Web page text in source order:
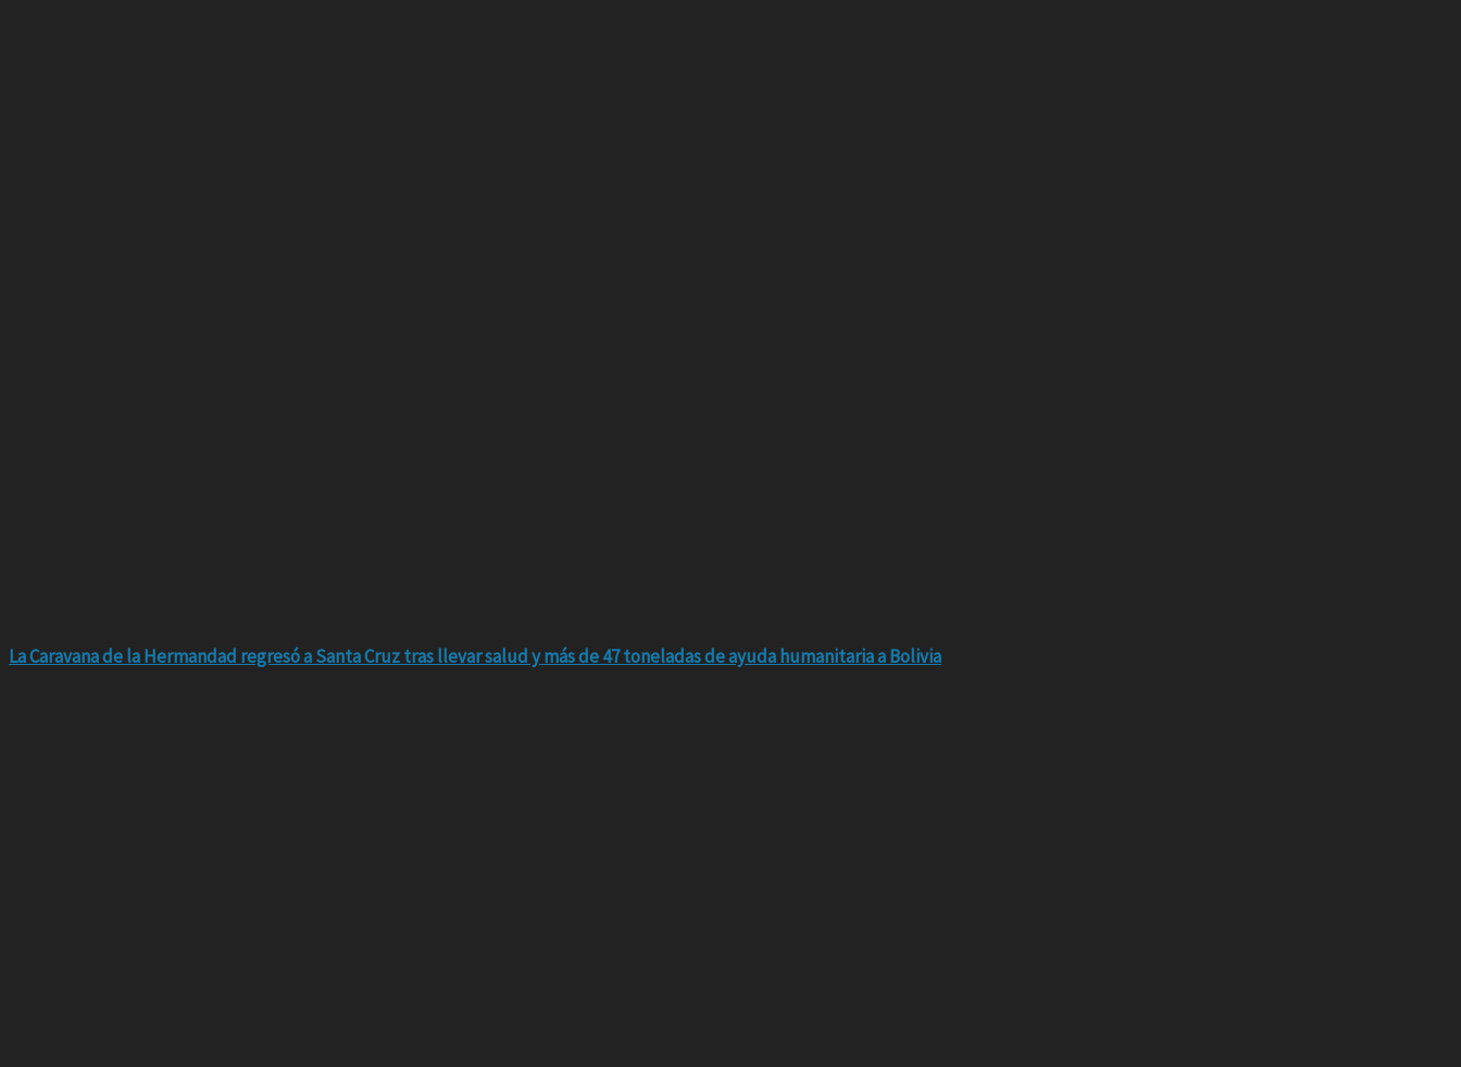
La Caravana de la Hermandad regresó a Santa Cruz tras llevar salud y más de 47 toneladas de ayuda humanitaria a Bolivia